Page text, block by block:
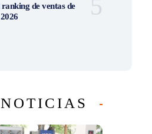
de ventas de